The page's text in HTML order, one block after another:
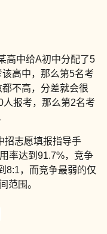
高中给A初中分配了5
高中，那么第5名考
不高，分差就会很
报考，那么第2名考
招志愿填报指导手
率达到91.7%，竞争
8:1，而竞争最弱的仅
范围。